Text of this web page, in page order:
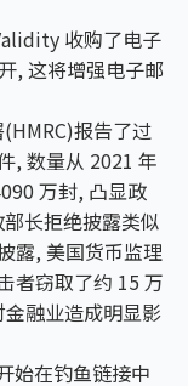
收购了电子
, 这将增强电子邮
报告了过
, 数量从 2021 年
万封, 凸显政
长拒绝披露类似
露, 美国货币监理
者窃取了约 15 万
融业造成明显影
始在钓鱼链接中